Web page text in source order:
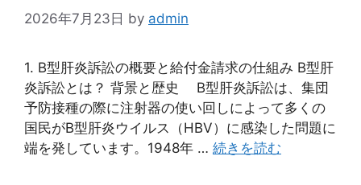
2026年7月23日 by admin
1. B型肝炎訴訟の概要と給付金請求の仕組み B型肝
炎訴訟とは？ 背景と歴史 B型肝炎訴訟は、集団
予防接種の際に注射器の使い回しによって多くの
国民がB型肝炎ウイルス（HBV）に感染した問題に
端を発しています。1948年 … 続きを読む